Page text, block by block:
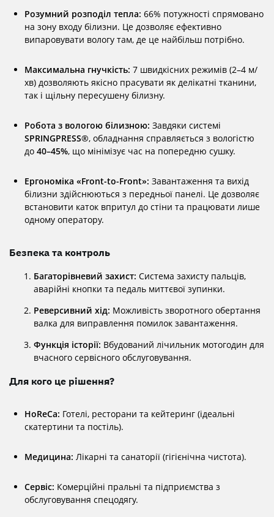
Розумний розподіл тепла: 66% потужності спрямовано
на зону входу білизни. Це дозволяє ефективно
випаровувати вологу там, де це найбільш потрібно.
Максимальна гнучкість: 7 швидкісних режимів (2–4 м/
хв) дозволяють якісно прасувати як делікатні тканини,
так і щільну пересушену білизну.
Робота з вологою білизною: Завдяки системі
SPRINGPRESS®, обладнання справляється з вологістю
до 40–45%, що мінімізує час на попередню сушку.
Ергономіка «Front-to-Front»: Завантаження та вихід
білизни здійснюються з передньої панелі. Це дозволяє
встановити каток впритул до стіни та працювати лише
одному оператору.
Безпека та контроль
Багаторівневий захист: Система захисту пальців,
аварійні кнопки та педаль миттєвої зупинки.
Реверсивний хід: Можливість зворотного обертання
валка для виправлення помилок завантаження.
Функція історії: Вбудований лічильник мотогодин для
вчасного сервісного обслуговування.
Для кого це рішення?
HoReCa: Готелі, ресторани та кейтеринг (ідеальні
скатертини та постіль).
Медицина: Лікарні та санаторії (гігієнічна чистота).
Сервіс: Комерційні пральні та підприємства з
обслуговування спецодягу.